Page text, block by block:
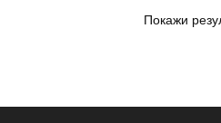
Покажи